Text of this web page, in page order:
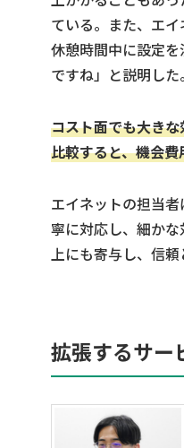
ている。また、エ
休憩時間中に設定
ですね」と説明した。
コスト面でも大き
比較すると、機会
エイネットの担当
寧に対応し、細か
上にも寄与し、信頼
拡張するサー